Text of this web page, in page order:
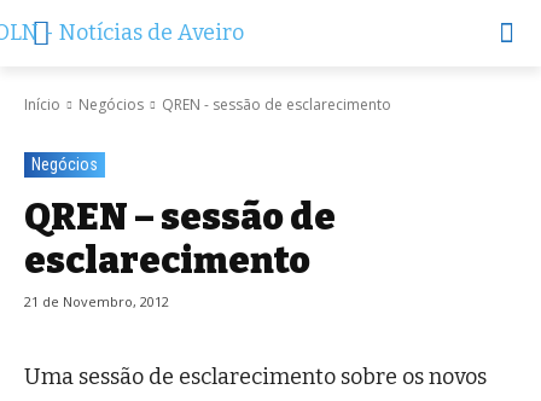
Início Negócios QREN - sessão de esclarecimento
Negócios
QREN – sessão de
esclarecimento
21 de Novembro, 2012
Uma sessão de esclarecimento sobre os novos